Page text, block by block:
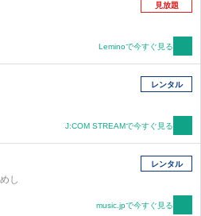
見放題
Leminoで今すぐ見る
レンタル
J:COM STREAMで今すぐ見る
し
レンタル
music.jpで今すぐ見る